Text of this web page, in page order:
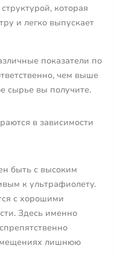
которая
и легко выпускает
показатели по
чем выше
сырье вы получите.
в зависимости
быть с высоким
к ультрафиолету.
с хорошими
Здесь именно
лишнюю